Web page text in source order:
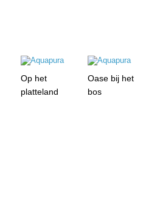
Op het
platteland
Oase bij het
bos